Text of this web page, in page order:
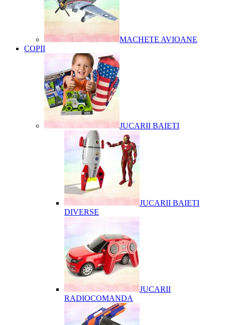
MACHETE AVIOANE
COPII
JUCARII BAIETI
JUCARII BAIETI
DIVERSE
JUCARII
RADIOCOMANDA